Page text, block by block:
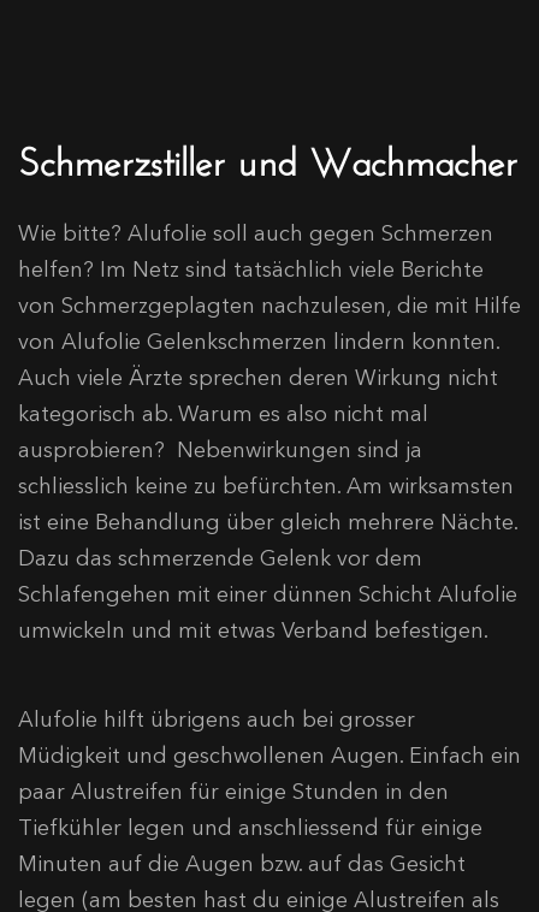
Schmerzstiller und Wachmacher
Wie bitte? Alufolie soll auch gegen Schmerzen
helfen? Im Netz sind tatsächlich viele Berichte
von Schmerzgeplagten nachzulesen, die mit Hilfe
von Alufolie Gelenkschmerzen lindern konnten.
Auch viele Ärzte sprechen deren Wirkung nicht
kategorisch ab. Warum es also nicht mal
ausprobieren? Nebenwirkungen sind ja
schliesslich keine zu befürchten. Am wirksamsten
ist eine Behandlung über gleich mehrere Nächte.
Dazu das schmerzende Gelenk vor dem
Schlafengehen mit einer dünnen Schicht Alufolie
umwickeln und mit etwas Verband befestigen.
Alufolie hilft übrigens auch bei grosser
Müdigkeit und geschwollenen Augen. Einfach ein
paar Alustreifen für einige Stunden in den
Tiefkühler legen und anschliessend für einige
Minuten auf die Augen bzw. auf das Gesicht
legen (am besten hast du einige Alustreifen als